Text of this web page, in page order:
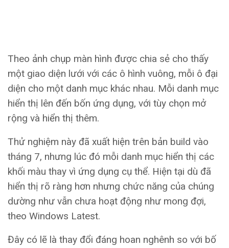
Theo ảnh chụp màn hình được chia sẻ cho thấy
một giao diện lưới với các ô hình vuông, mỗi ô đại
diện cho một danh mục khác nhau. Mỗi danh mục
hiển thị lên đến bốn ứng dụng, với tùy chọn mở
rộng và hiển thị thêm.
Thử nghiệm này đã xuất hiện trên bản build vào
tháng 7, nhưng lúc đó mỗi danh mục hiển thị các
khối màu thay vì ứng dụng cụ thể. Hiện tại dù đã
hiển thị rõ ràng hơn nhưng chức năng của chúng
dường như vẫn chưa hoạt động như mong đợi,
theo Windows Latest.
Đây có lẽ là thay đổi đáng hoan nghênh so với bố